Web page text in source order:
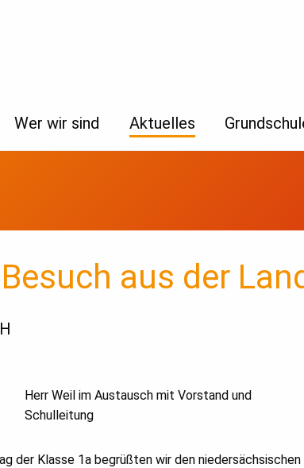
Wer wir sind Aktuelles
aus der
Herr Weil im Austausch mit Vorstand und
Schulleitung
der Klasse 1a begrüßten wir den